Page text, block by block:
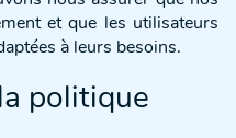
et que les utilisateurs
à leurs besoins.
politique